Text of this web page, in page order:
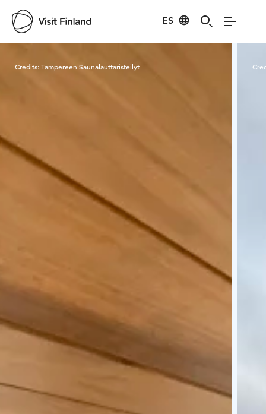
ES
Credits:Tampereen Saunalauttaristeilyt